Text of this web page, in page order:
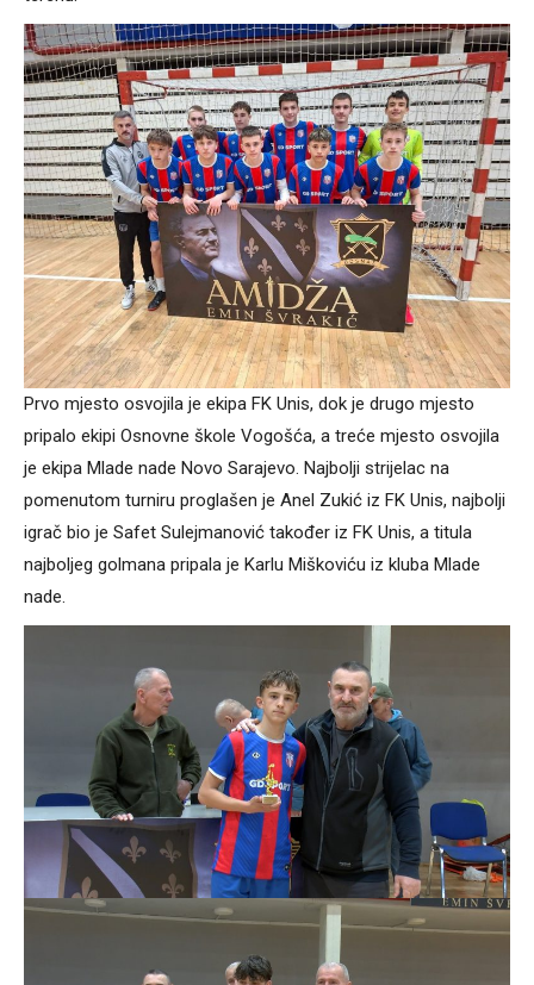
Prvo mjesto osvojila je ekipa FK Unis, dok je drugo mjesto
pripalo ekipi Osnovne škole Vogošća, a treće mjesto osvojila
je ekipa Mlade nade Novo Sarajevo. Najbolji strijelac na
pomenutom turniru proglašen je Anel Zukić iz FK Unis, najbolji
igrač bio je Safet Sulejmanović također iz FK Unis, a titula
najboljeg golmana pripala je Karlu Miškoviću iz kluba Mlade
nade.